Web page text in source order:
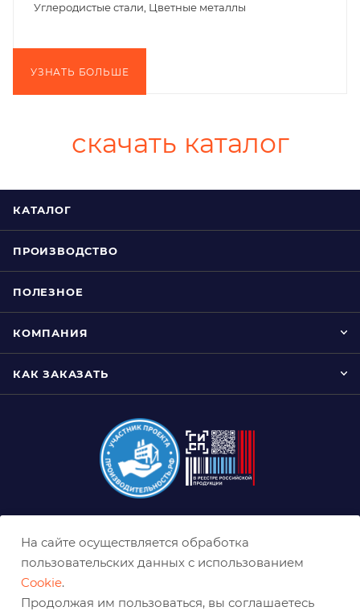
Углеродистые стали, Цветные металлы
УЗНАТЬ БОЛЬШЕ
скачать каталог
КАТАЛОГ
ПРОИЗВОДСТВО
ПОЛЕЗНОЕ
КОМПАНИЯ
КАК ЗАКАЗАТЬ
ekb@belabraziv.ru
На сайте осуществляется обработка
пользовательских данных с использованием
Cookie.
Продолжая им пользоваться, вы соглашаетесь